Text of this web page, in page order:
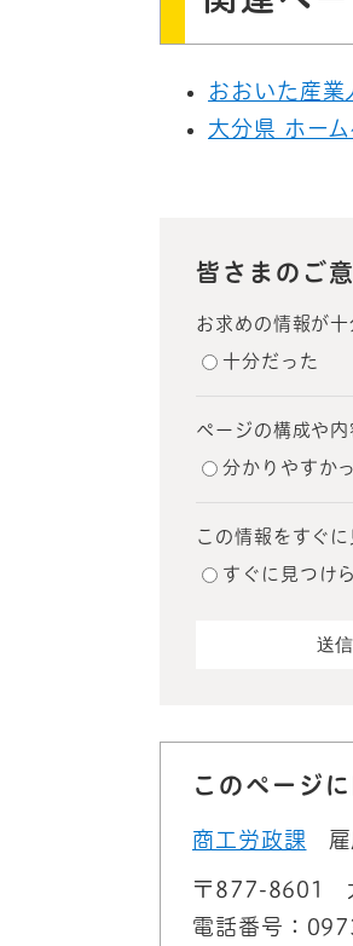
おおいた産業
大分県 ホー
皆さまのご
お求めの情報が
十分だった
ページの構成や
分かりやすか
この情報をすぐ
すぐに見つけ
このページ
商工労政課
〒877-8601
電話番号：